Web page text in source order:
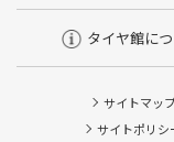
タイヤ館に
サイトマッ
サイトポリシ